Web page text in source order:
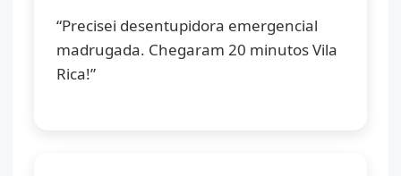
“Precisei desentupidora emergencial
madrugada. Chegaram 20 minutos Vila
Rica!”